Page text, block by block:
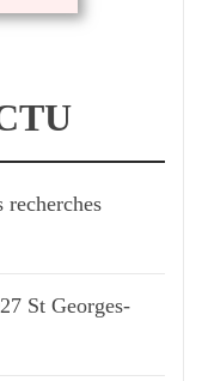
recherches
St Georges-